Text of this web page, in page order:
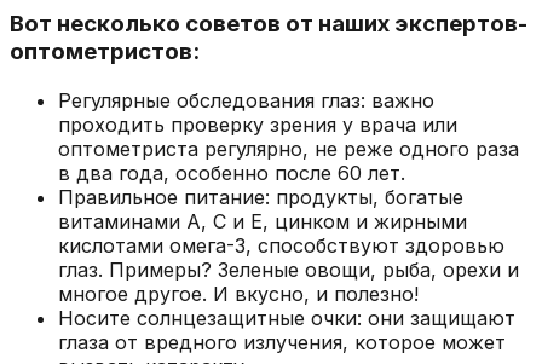
Вот несколько советов от наших экспертов-
оптометристов:
Регулярные обследования глаз: важно
проходить проверку зрения у врача или
оптометриста регулярно, не реже одного раза
в два года, особенно после 60 лет.
Правильное питание: продукты, богатые
витаминами A, C и E, цинком и жирными
кислотами омега-3, способствуют здоровью
глаз. Примеры? Зеленые овощи, рыба, орехи и
многое другое. И вкусно, и полезно!
Носите солнцезащитные очки: они защищают
глаза от вредного излучения, которое может